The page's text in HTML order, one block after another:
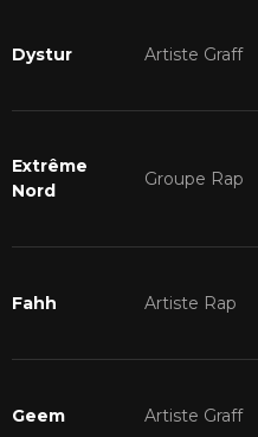
Dystur Artiste Graff
Extrême
Nord
Groupe Rap
Fahh Artiste Rap
Geem Artiste Graff